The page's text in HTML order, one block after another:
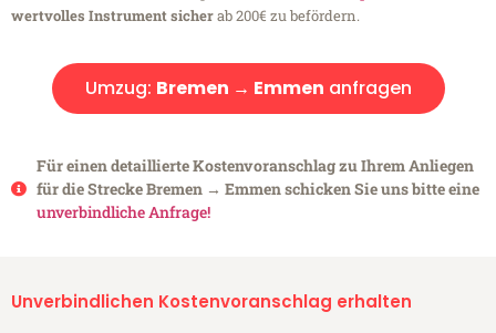
wertvolles Instrument sicherab 200€ zu befördern.
Umzug: Bremen → Emmen anfragen
Für einen detaillierte Kostenvoranschlag zu Ihrem Anliegen
für die Strecke Bremen → Emmen schicken Sie uns bitte eine
unverbindliche Anfrage!
Unverbindlichen Kostenvoranschlag erhalten